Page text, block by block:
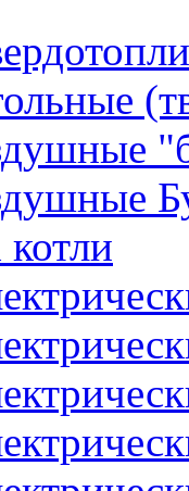
котли